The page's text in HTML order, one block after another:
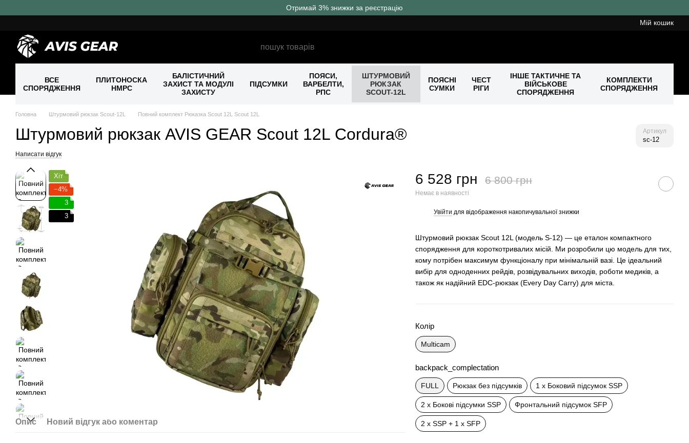
Отримай 3% знижки за реєстрацію
Мій кошик
ВСЕ
СПОРЯДЖЕННЯ
ПЛИТОНОСКА
HMPC
БАЛІСТИЧНИЙ
ЗАХИСТ ТА МОДУЛІ
ЗАХИСТУ
ПІДСУМКИ
ПОЯСИ,
ВАРБЕЛТИ,
РПС
ШТУРМОВИЙ
РЮКЗАК
SCOUT-12L
ПОЯСНІ
СУМКИ
ЧЕСТ
РІГИ
ІНШЕ ТАКТИЧНЕ ТА
ВІЙСЬКОВЕ
СПОРЯДЖЕННЯ
КОМПЛЕКТИ
СПОРЯДЖЕННЯ
Головна Штурмовий рюкзак Scout-12L Повний комплект Рюказка Scout 12L Scout 12L
Штурмовий рюкзак AVIS GEAR Scout 12L Cordura® Артикул
sc-12
Написати відгук
Хіт
−4%
3
3
Опис Новий відгук або коментар
6 528 грн 6 800 грн
Немає в наявності
Увійти для відображення накопичувальної знижки
Штурмовий рюкзак Scout 12L (модель S-12) — це еталон компактного
спорядження для короткотривалих місій. Ми розробили цю модель для тих,
кому потрібен максимум функціоналу при мінімальній вазі. Це ідеальний
вибір для одноденних рейдів, розвідувальних виходів, роботи медиків, а
також як надійний EDC-рюкзак (Every Day Carry) для міста.
Колір
Multicam
backpack_complectation
FULL Рюкзак без підсумків 1 x Боковий підсумок SSP
2 х Бокові підсумки SSP Фронтальний підсумок SFP
2 х SSP + 1 x SFP